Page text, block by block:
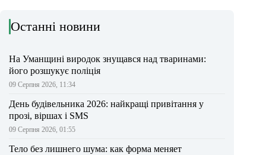
Останні новини
На Уманщині виродок знущався над тваринами:
його розшукує поліція
09 Серпня 2026, 11:34
День будівельника 2026: найкращі привітання у
прозі, віршах і SMS
09 Серпня 2026, 01:55
Тело без лишнего шума: как форма меняет